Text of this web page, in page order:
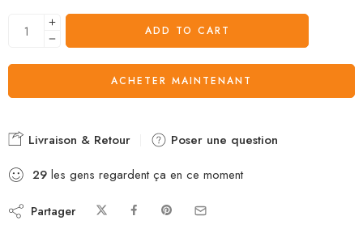
ADD TO CART
ACHETER MAINTENANT
Livraison & Retour
Poser une question
29 les gens regardent ça en ce moment
Partager